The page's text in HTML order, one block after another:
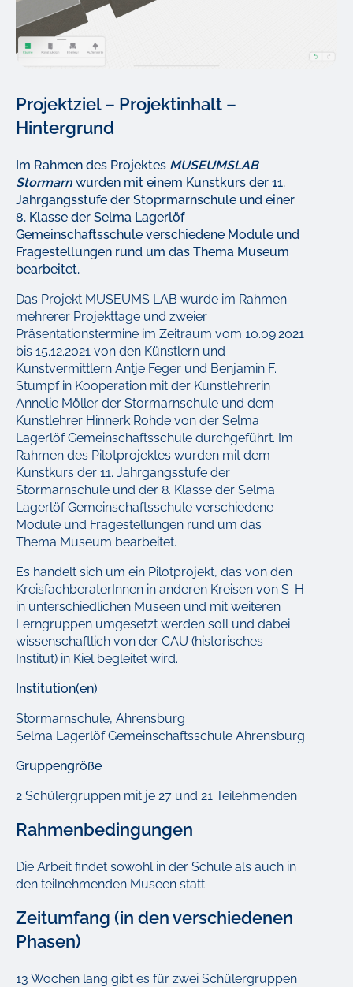
Projektziel – Projektinhalt –
Hintergrund
Im Rahmen des Projektes MUSEUMSLAB
Stormarn wurden mit einem Kunstkurs der 11.
Jahrgangsstufe der Stoprmarnschule und einer
8. Klasse der Selma Lagerlöf
Gemeinschaftsschule verschiedene Module und
Fragestellungen rund um das Thema Museum
bearbeitet.
Das Projekt MUSEUMS LAB wurde im Rahmen
mehrerer Projekttage und zweier
Präsentationstermine im Zeitraum vom 10.09.2021
bis 15.12.2021 von den Künstlern und
Kunstvermittlern Antje Feger und Benjamin F.
Stumpf in Kooperation mit der Kunstlehrerin
Annelie Möller der Stormarnschule und dem
Kunstlehrer Hinnerk Rohde von der Selma
Lagerlöf Gemeinschaftsschule durchgeführt. Im
Rahmen des Pilotprojektes wurden mit dem
Kunstkurs der 11. Jahrgangsstufe der
Stormarnschule und der 8. Klasse der Selma
Lagerlöf Gemeinschaftsschule verschiedene
Module und Fragestellungen rund um das
Thema Museum bearbeitet.
Es handelt sich um ein Pilotprojekt, das von den
KreisfachberaterInnen in anderen Kreisen von S-H
in unterschiedlichen Museen und mit weiteren
Lerngruppen umgesetzt werden soll und dabei
wissenschaftlich von der CAU (historisches
Institut) in Kiel begleitet wird.
Institution(en)
Stormarnschule, Ahrensburg
Selma Lagerlöf Gemeinschaftsschule Ahrensburg
Gruppengröße
2 Schülergruppen mit je 27 und 21 Teilehmenden
Rahmenbedingungen
Die Arbeit findet sowohl in der Schule als auch in
den teilnehmenden Museen statt.
Zeitumfang (in den verschiedenen
Phasen)
13 Wochen lang gibt es für zwei Schülergruppen